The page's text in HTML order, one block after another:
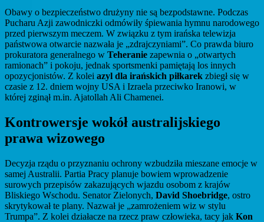
Obawy o bezpieczeństwo drużyny nie są bezpodstawne. Podczas
Pucharu Azji zawodniczki odmówiły śpiewania hymnu narodowego
przed pierwszym meczem. W związku z tym irańska telewizja
państwowa otwarcie nazwała je „zdrajczyniami”. Co prawda biuro
prokuratora generalnego w Teheranie zapewnia o „otwartych
ramionach” i pokoju, jednak sportsmenki pamiętają los innych
opozycjonistów. Z kolei azyl dla irańskich piłkarek zbiegł się w
czasie z 12. dniem wojny USA i Izraela przeciwko Iranowi, w
której zginął m.in. Ajatollah Ali Chamenei.
Kontrowersje wokół australijskiego
prawa wizowego
Decyzja rządu o przyznaniu ochrony wzbudziła mieszane emocje w
samej Australii. Partia Pracy planuje bowiem wprowadzenie
surowych przepisów zakazujących wjazdu osobom z krajów
Bliskiego Wschodu. Senator Zielonych, David Shoebridge, ostro
skrytykował te plany. Nazwał je „zamrożeniem wiz w stylu
Trumpa”. Z kolei działacze na rzecz praw człowieka, tacy jak Kon